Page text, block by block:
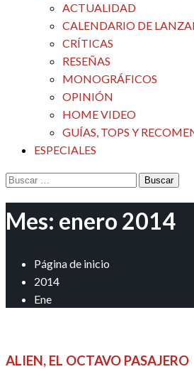
ACTUALIDAD
CALENDARIO DE
CRÍTICAS
RESEÑAS
MONOGRÁFICOS
OPINIÓN
HOME VIDEO
GUÍAS, TOPS Y
ESPECIALES
Buscar:
Mes: enero 2014
Página de inicio
2014
Ene
ALIEN, EL OCTAVO PASAJERO